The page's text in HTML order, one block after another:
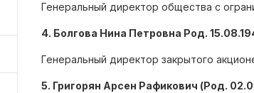
Генеральный директор общества с
4. Болгова Нина Петровна Род.
Генеральный директор закрытого
5. Григорян Арсен Рафикович (Род.